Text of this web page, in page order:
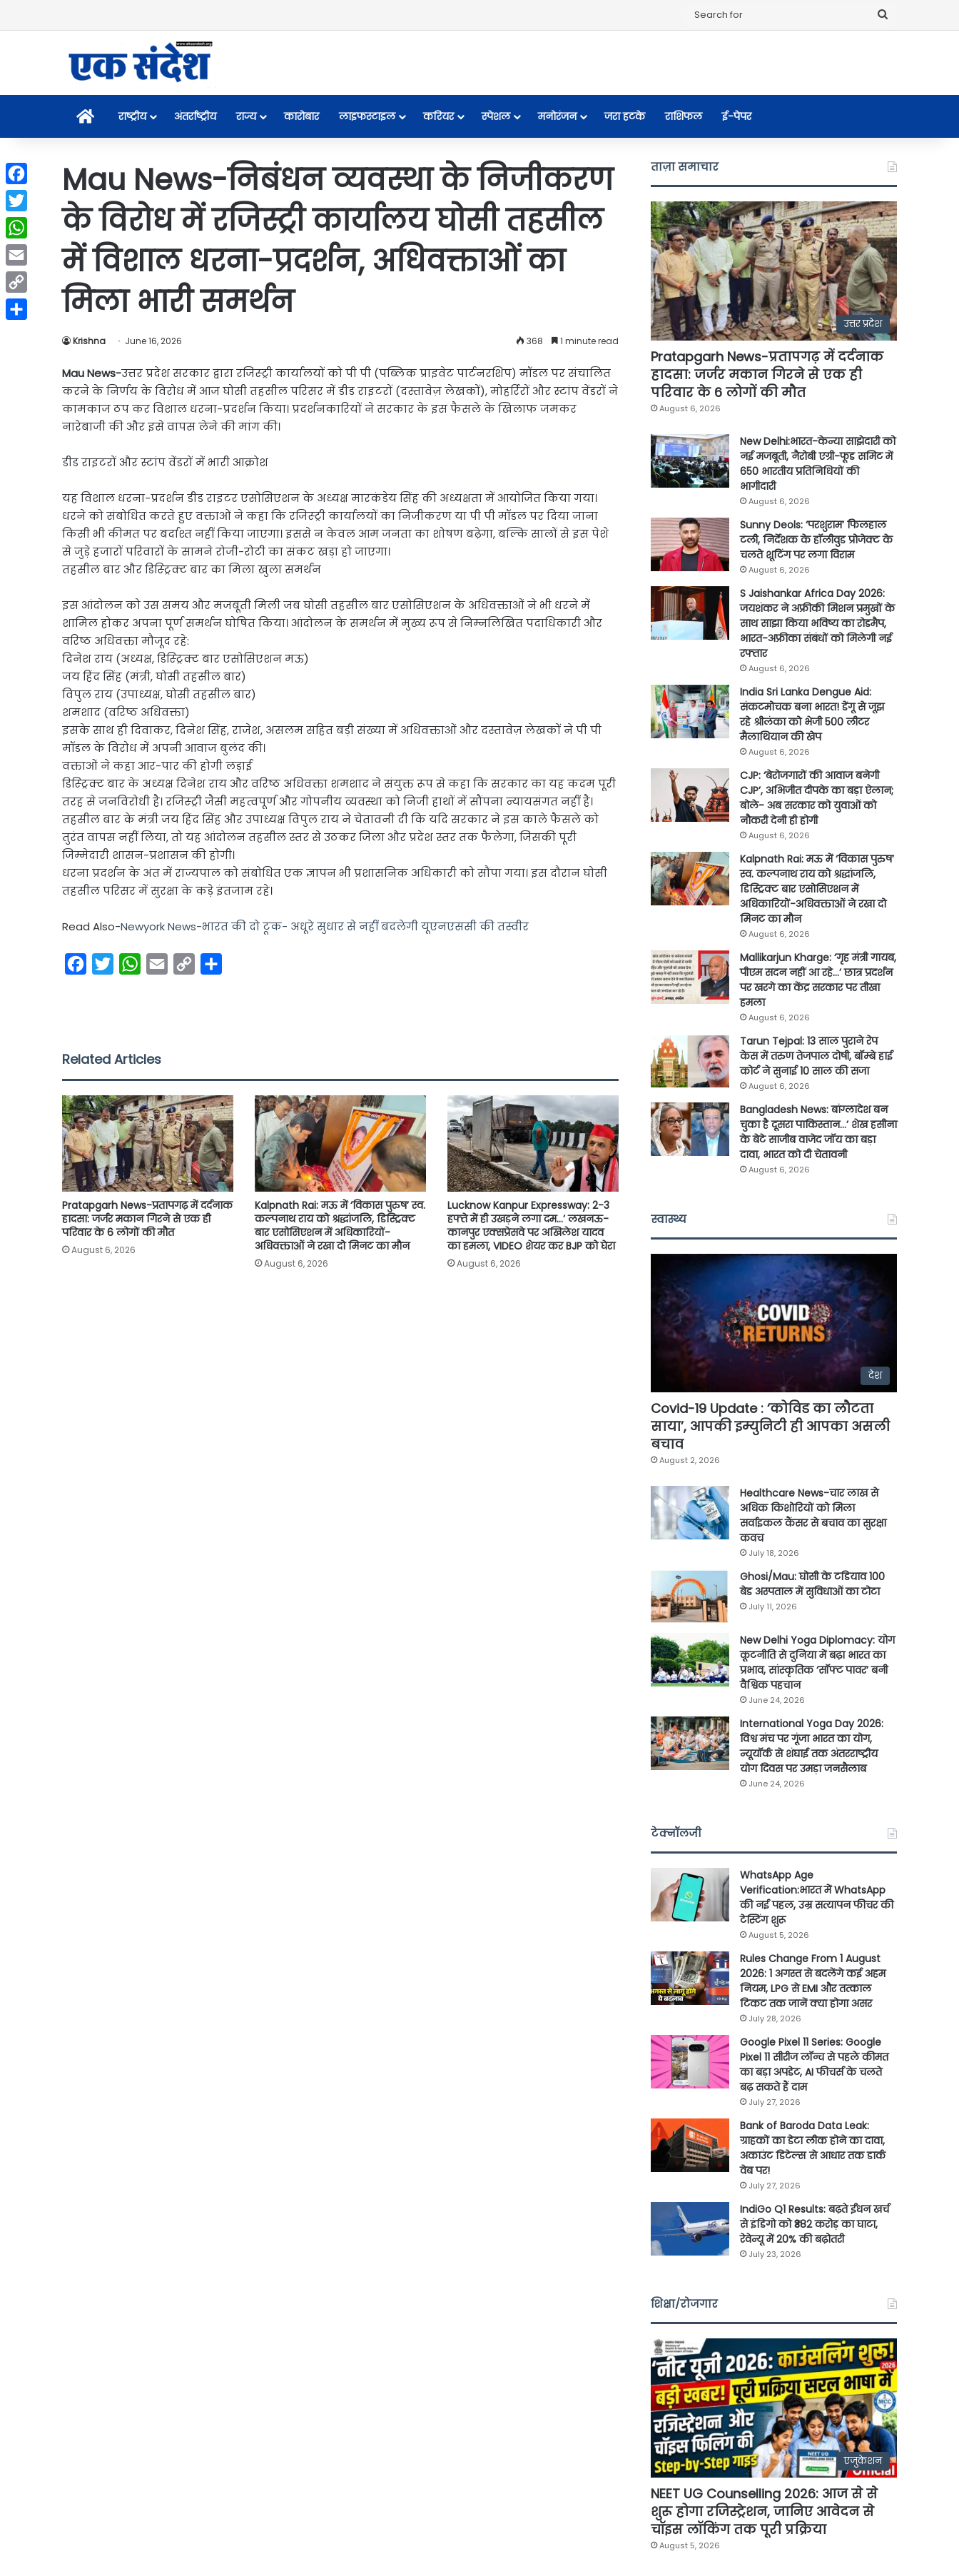
Homeराष्ट्रीय अंतर्राष्ट्रीय राज्य कारोबार लाइफस्टाइल करियर स्पेशल मनोरंजन जरा हटके राशिफल ई-पेपर
Mau News-निबंधन व्यवस्था के निजीकरण
के विरोध में रजिस्ट्री कार्यालय घोसी तहसील
में विशाल धरना-प्रदर्शन, अधिवक्ताओं का
मिला भारी समर्थन
Krishna June 16, 2026 368 1 minute read
Mau News-उत्तर प्रदेश सरकार द्वारा रजिस्ट्री कार्यालयों को पी पी (पब्लिक प्राइवेट पार्टनरशिप) मॉडल पर संचालित
करने के निर्णय के विरोध में आज घोसी तहसील परिसर में डीड राइटरों (दस्तावेज़ लेखकों), मोहर्रिरों और स्टांप वेंडरों ने
कामकाज ठप कर विशाल धरना-प्रदर्शन किया। प्रदर्शनकारियों ने सरकार के इस फैसले के खिलाफ जमकर
नारेबाजी की और इसे वापस लेने की मांग की।
डीड राइटरों और स्टांप वेंडरों में भारी आक्रोश
यह विशाल धरना-प्रदर्शन डीड राइटर एसोसिएशन के अध्यक्ष मारकंडेय सिंह की अध्यक्षता में आयोजित किया गया।
धरने को संबोधित करते हुए वक्ताओं ने कहा कि रजिस्ट्री कार्यालयों का निजीकरण या पी पी मॉडल पर दिया जाना
किसी भी कीमत पर बर्दाश्त नहीं किया जाएगा। इससे न केवल आम जनता का शोषण बढ़ेगा, बल्कि सालों से इस पेशे
से जुड़े हजारों परिवारों के सामने रोजी-रोटी का संकट खड़ा हो जाएगा।
तहसील बार और डिस्ट्रिक्ट बार का मिला खुला समर्थन
इस आंदोलन को उस समय और मजबूती मिली जब घोसी तहसील बार एसोसिएशन के अधिवक्ताओं ने भी धरने में
शामिल होकर अपना पूर्ण समर्थन घोषित किया। आंदोलन के समर्थन में मुख्य रूप से निम्नलिखित पदाधिकारी और
वरिष्ठ अधिवक्ता मौजूद रहे:
दिनेश राय (अध्यक्ष, डिस्ट्रिक्ट बार एसोसिएशन मऊ)
जय हिंद सिंह (मंत्री, घोसी तहसील बार)
विपुल राय (उपाध्यक्ष, घोसी तहसील बार)
शमशाद (वरिष्ठ अधिवक्ता)
इसके साथ ही दिवाकर, दिनेश सिंह, राजेश, असलम सहित बड़ी संख्या में अधिवक्ताओं और दस्तावेज़ लेखकों ने पी पी
मॉडल के विरोध में अपनी आवाज बुलंद की।
वक्ताओं ने कहा आर-पार की होगी लड़ाई
डिस्ट्रिक्ट बार के अध्यक्ष दिनेश राय और वरिष्ठ अधिवक्ता शमशाद ने संयुक्त रूप से कहा कि सरकार का यह कदम पूरी
तरह से जनविरोधी है। रजिस्ट्री जैसी महत्वपूर्ण और गोपनीय व्यवस्था को निजी हाथों में सौंपना न्यायसंगत नहीं है।
तहसील बार के मंत्री जय हिंद सिंह और उपाध्यक्ष विपुल राय ने चेतावनी दी कि यदि सरकार ने इस काले फैसले को
तुरंत वापस नहीं लिया, तो यह आंदोलन तहसील स्तर से उठकर जिला और प्रदेश स्तर तक फैलेगा, जिसकी पूरी
जिम्मेदारी शासन-प्रशासन की होगी।
धरना प्रदर्शन के अंत में राज्यपाल को संबोधित एक ज्ञापन भी प्रशासनिक अधिकारी को सौंपा गया। इस दौरान घोसी
तहसील परिसर में सुरक्षा के कड़े इंतजाम रहे।
Read Also-Newyork News-भारत की दो टूक- अधूरे सुधार से नहीं बदलेगी यूएनएससी की तस्वीर
o
k
r
W
p
p
n
k
Related Articles
Pratapgarh News-प्रतापगढ़ में दर्दनाक
हादसा: जर्जर मकान गिरने से एक ही
परिवार के 6 लोगों की मौत
August 6, 2026
Kalpnath Rai: मऊ में ‘विकास पुरुष’ स्व.
कल्पनाथ राय को श्रद्धांजलि, डिस्ट्रिक्ट
बार एसोसिएशन में अधिकारियों-
अधिवक्ताओं ने रखा दो मिनट का मौन
August 6, 2026
Lucknow Kanpur Expressway: 2-3
हफ्ते में ही उखड़ने लगा दम…’ लखनऊ-
कानपुर एक्सप्रेसवे पर अखिलेश यादव
का हमला, VIDEO शेयर कर BJP को घेरा
August 6, 2026
ताज़ा समाचार
उत्तर प्रदेश
Pratapgarh News-प्रतापगढ़ में दर्दनाक
हादसा: जर्जर मकान गिरने से एक ही
परिवार के 6 लोगों की मौत
August 6, 2026
New Delhi:भारत-केन्या साझेदारी को
नई मजबूती, नैरोबी एग्री-फूड समिट में
650 भारतीय प्रतिनिधियों की
भागीदारी
August 6, 2026
Sunny Deols: ‘परशुराम’ फिलहाल
टली, निर्देशक के हॉलीवुड प्रोजेक्ट के
चलते शूटिंग पर लगा विराम
August 6, 2026
S Jaishankar Africa Day 2026:
जयशंकर ने अफ्रीकी मिशन प्रमुखों के
साथ साझा किया भविष्य का रोडमैप,
भारत-अफ्रीका संबंधों को मिलेगी नई
रफ्तार
August 6, 2026
India Sri Lanka Dengue Aid:
संकटमोचक बना भारत! डेंगू से जूझ
रहे श्रीलंका को भेजी 500 लीटर
मैलाथियान की खेप
August 6, 2026
CJP: ‘बेरोजगारों की आवाज बनेगी
CJP’, अभिजीत दीपके का बड़ा ऐलान;
बोले- अब सरकार को युवाओं को
नौकरी देनी ही होगी
August 6, 2026
Kalpnath Rai: मऊ में ‘विकास पुरुष’
स्व. कल्पनाथ राय को श्रद्धांजलि,
डिस्ट्रिक्ट बार एसोसिएशन में
अधिकारियों-अधिवक्ताओं ने रखा दो
मिनट का मौन
August 6, 2026
Mallikarjun Kharge: ‘गृह मंत्री गायब,
पीएम सदन नहीं आ रहे…’ छात्र प्रदर्शन
पर खरगे का केंद्र सरकार पर तीखा
हमला
August 6, 2026
Tarun Tejpal: 13 साल पुराने रेप
केस में तरुण तेजपाल दोषी, बॉम्बे हाई
कोर्ट ने सुनाई 10 साल की सजा
August 6, 2026
Bangladesh News: बांग्लादेश बन
चुका है दूसरा पाकिस्तान…’ शेख हसीना
के बेटे साजीब वाजेद जॉय का बड़ा
दावा, भारत को दी चेतावनी
August 6, 2026
स्वास्थ्य
देश
Covid-19 Update : ‘कोविड का लौटता
साया’, आपकी इम्युनिटी ही आपका असली
बचाव
August 2, 2026
Healthcare News-चार लाख से
अधिक किशोरियों को मिला
सर्वाइकल कैंसर से बचाव का सुरक्षा
कवच
July 18, 2026
Ghosi/Mau: घोसी के टडियाव 100
बेड अस्पताल में सुविधाओं का टोटा
July 11, 2026
New Delhi Yoga Diplomacy: योग
कूटनीति से दुनिया में बढ़ा भारत का
प्रभाव, सांस्कृतिक ‘सॉफ्ट पावर’ बनी
वैश्विक पहचान
June 24, 2026
International Yoga Day 2026:
विश्व मंच पर गूंजा भारत का योग,
न्यूयॉर्क से शंघाई तक अंतरराष्ट्रीय
योग दिवस पर उमड़ा जनसैलाब
June 24, 2026
टेक्नॉलजी
WhatsApp Age
Verification:भारत में WhatsApp
की नई पहल, उम्र सत्यापन फीचर की
टेस्टिंग शुरू
August 5, 2026
Rules Change From 1 August
2026: 1 अगस्त से बदलेंगे कई अहम
नियम, LPG से EMI और तत्काल
टिकट तक जानें क्या होगा असर
July 28, 2026
Google Pixel 11 Series: Google
Pixel 11 सीरीज लॉन्च से पहले कीमत
का बड़ा अपडेट, AI फीचर्स के चलते
बढ़ सकते हैं दाम
July 27, 2026
Bank of Baroda Data Leak:
ग्राहकों का डेटा लीक होने का दावा,
अकाउंट डिटेल्स से आधार तक डार्क
वेब पर!
July 27, 2026
IndiGo Q1 Results: बढ़ते ईंधन खर्च
से इंडिगो को ₹382 करोड़ का घाटा,
रेवेन्यू में 20% की बढ़ोतरी
July 23, 2026
शिक्षा/रोजगार
एजुकेशन
NEET UG Counselling 2026: आज से से
शुरू होगा रजिस्ट्रेशन, जानिए आवेदन से
चॉइस लॉकिंग तक पूरी प्रक्रिया
August 5, 2026
Facebook
Twitter
WhatsApp
Email
Copy
Link